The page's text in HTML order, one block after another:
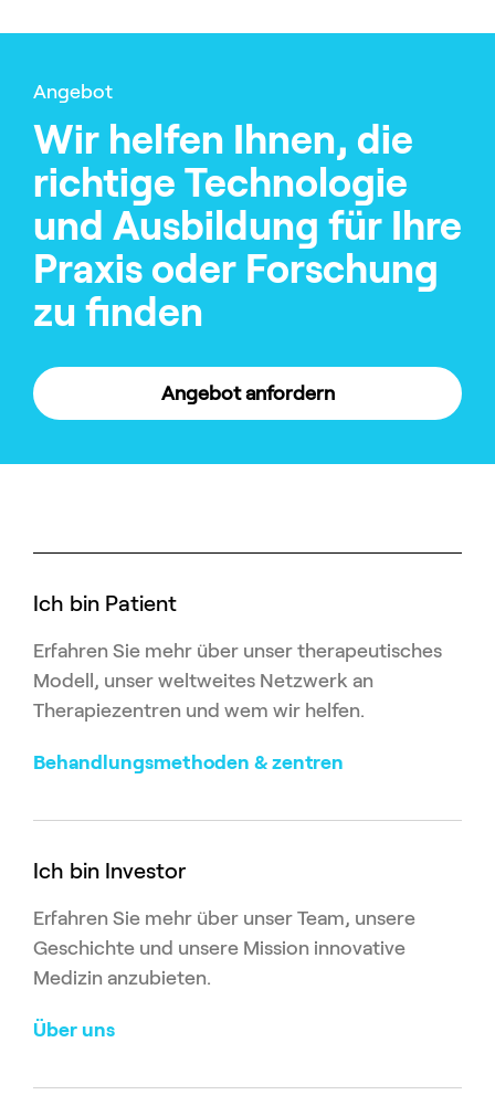
Angebot
Wir helfen Ihnen, die
richtige Technologie
und Ausbildung für Ihre
Praxis oder Forschung
zu finden
Angebot anfordern
Ich bin Patient
Erfahren Sie mehr über unser therapeutisches
Modell, unser weltweites Netzwerk an
Therapiezentren und wem wir helfen.
Behandlungsmethoden & zentren
Ich bin Investor
Erfahren Sie mehr über unser Team, unsere
Geschichte und unsere Mission innovative
Medizin anzubieten.
Über uns